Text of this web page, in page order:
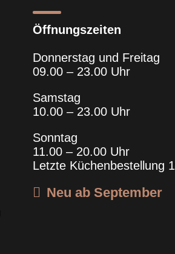
Öffnungszeiten
Donnerstag und Freitag
09.00 – 23.00 Uhr
Samstag
10.00 – 23.00 Uhr
Sonntag
11.00 – 20.00 Uhr
Letzte Küchenbestellung
Neu ab September